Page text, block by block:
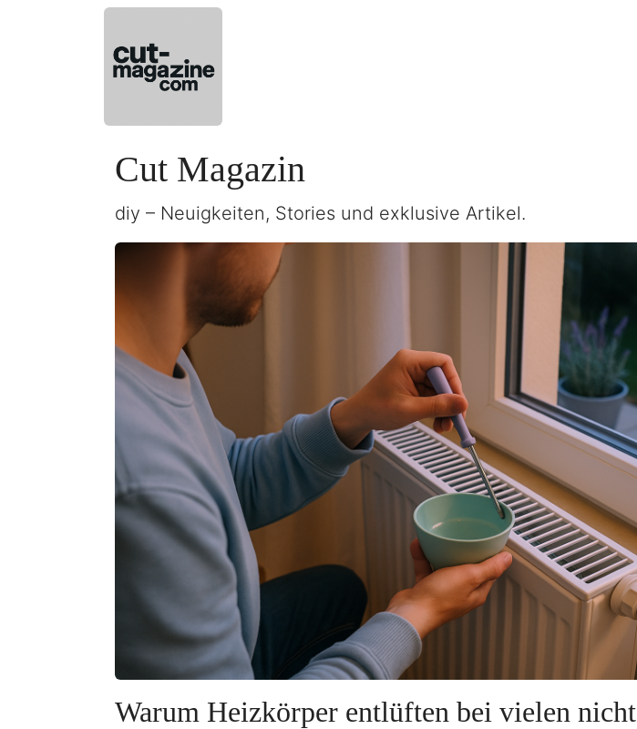
Cut Magazin
diy – Neuigkeiten, Stories und exklusive Artikel.
Warum Heizkörper entlüften bei vielen nicht